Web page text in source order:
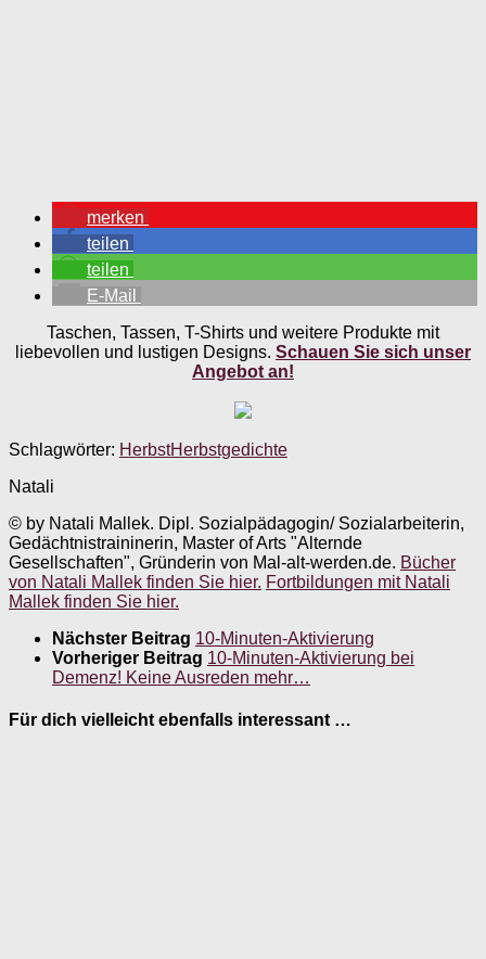
merken
teilen
teilen
E-Mail
Taschen, Tassen, T-Shirts und weitere Produkte mit
liebevollen und lustigen Designs. Schauen Sie sich unser
Angebot an!
Schlagwörter: HerbstHerbstgedichte
Natali
© by Natali Mallek. Dipl. Sozialpädagogin/ Sozialarbeiterin,
Gedächtnistraininerin, Master of Arts "Alternde
Gesellschaften", Gründerin von Mal-alt-werden.de. Bücher
von Natali Mallek finden Sie hier. Fortbildungen mit Natali
Mallek finden Sie hier.
Nächster Beitrag 10-Minuten-Aktivierung
Vorheriger Beitrag 10-Minuten-Aktivierung bei
Demenz! Keine Ausreden mehr…
Für dich vielleicht ebenfalls interessant …